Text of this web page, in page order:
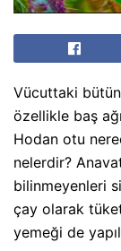
Vücuttaki
özellikle baş
Hodan otu
nelerdir?
bilinmeyenleri
çay olarak
yemeği de